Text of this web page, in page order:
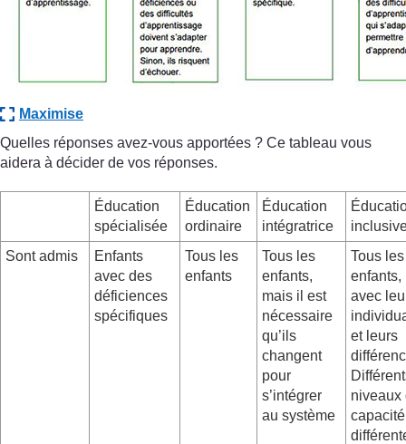
Maximise
Quelles réponses avez-vous apportées ? Ce tableau vous
aidera à décider de vos réponses.
Éducation
spécialisée
Éducation
ordinaire
Éducation
intégratrice
Sont admis
Enfants
avec des
déficiences
spécifiques
Tous les
enfants
Tous les
enfants,
mais il est
nécessaire
qu’ils
changent
pour
s’intégrer
au système
Tous les
enfants,
avec
et leurs
niveaux